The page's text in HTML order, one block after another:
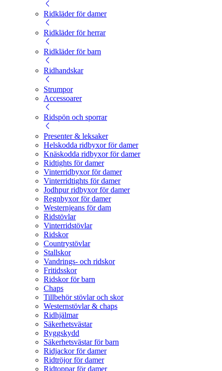
Ridkläder för damer
Ridkläder för herrar
Ridkläder för barn
Ridhandskar
Strumpor
Accessoarer
Ridspön och sporrar
Presenter & leksaker
Helskodda ridbyxor för damer
Knäskodda ridbyxor för damer
Ridtights för damer
Vinterridbyxor för damer
Vinterridtights för damer
Jodhpur ridbyxor för damer
Regnbyxor för damer
Westernjeans för dam
Ridstövlar
Vinterridstövlar
Ridskor
Countrystövlar
Stallskor
Vandrings- och ridskor
Fritidsskor
Ridskor för barn
Chaps
Tillbehör stövlar och skor
Westernstövlar & chaps
Ridhjälmar
Säkerhetsvästar
Ryggskydd
Säkerhetsvästar för barn
Ridjackor för damer
Ridtröjor för damer
Ridtoppar för damer